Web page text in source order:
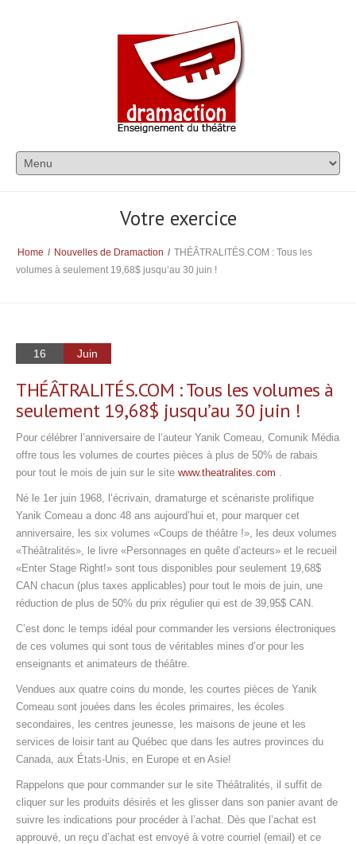
Votre exercice
Home / Nouvelles de Dramaction / THÉÂTRALITÉS.COM : Tous les
volumes à seulement 19,68$ jusqu’au 30 juin !
16 Juin
THÉÂTRALITÉS.COM : Tous les volumes à
seulement 19,68$ jusqu’au 30 juin !
Pour célébrer l’anniversaire de l’auteur Yanik Comeau, Comunik Média
offre tous les volumes de courtes pièces à plus de 50% de rabais
pour tout le mois de juin sur le site www.theatralites.com .
Né le 1er juin 1968, l’écrivain, dramaturge et scénariste prolifique
Yanik Comeau a donc 48 ans aujourd’hui et, pour marquer cet
anniversaire, les six volumes «Coups de théâtre !», les deux volumes
«Théâtralités», le livre «Personnages en quête d’acteurs» et le recueil
«Enter Stage Right!» sont tous disponibles pour seulement 19,68$
CAN chacun (plus taxes applicables) pour tout le mois de juin, une
réduction de plus de 50% du prix régulier qui est de 39,95$ CAN.
C’est donc le temps idéal pour commander les versions électroniques
de ces volumes qui sont tous de véritables mines d’or pour les
enseignants et animateurs de théâtre.
Vendues aux quatre coins du monde, les courtes pièces de Yanik
Comeau sont jouées dans les écoles primaires, les écoles
secondaires, les centres jeunesse, les maisons de jeune et les
services de loisir tant au Québec que dans les autres provinces du
Canada, aux États-Unis, en Europe et en Asie!
Rappelons que pour commander sur le site Théâtralités, il suffit de
cliquer sur les produits désirés et les glisser dans son panier avant de
suivre les indications pour procéder à l’achat. Dès que l’achat est
approuvé, un reçu d’achat est envoyé à votre courriel (email) et ce